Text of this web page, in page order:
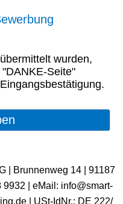
wurden,
Seite"
| Brunnenweg 14 | 91187
9932 | eMail: info@smart-
| USt-IdNr.: DE 222/